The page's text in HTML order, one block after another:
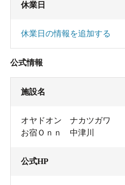
休業日
休業日の情報を追加する
公式情報
施設名
オヤドオン ナカツガワ
お宿Ｏｎｎ 中津川
公式HP